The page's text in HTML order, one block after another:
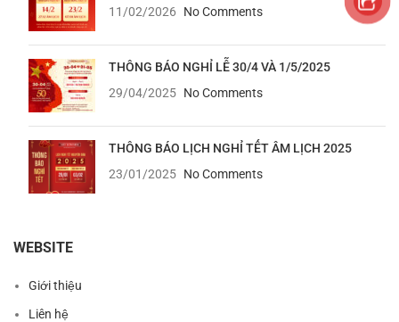
11/02/2026
No Comments
THÔNG BÁO NGHỈ LỄ 30/4 VÀ 1/5/2025
29/04/2025 No Comments
THÔNG BÁO LỊCH NGHỈ TẾT ÂM LỊCH 2025
23/01/2025 No Comments
WEBSITE
Giới thiệu
Liên hệ